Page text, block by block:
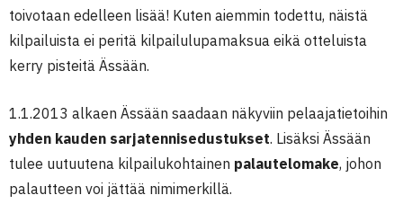
toivotaan edelleen lisää! Kuten aiemmin todettu, näistä
kilpailuista ei peritä kilpailulupamaksua eikä otteluista
kerry pisteitä Ässään.
1.1.2013 alkaen Ässään saadaan näkyviin pelaajatietoihin
yhden kauden sarjatennisedustukset. Lisäksi Ässään
tulee uutuutena kilpailukohtainen palautelomake, johon
palautteen voi jättää nimimerkillä.